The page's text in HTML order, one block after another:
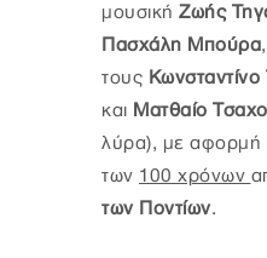
μουσική Ζωής
Πασχάλη Μπούρα
τους
και Ματθαίο
λύρα), με αφορμή
των 100 χρόνων
των Ποντίων.